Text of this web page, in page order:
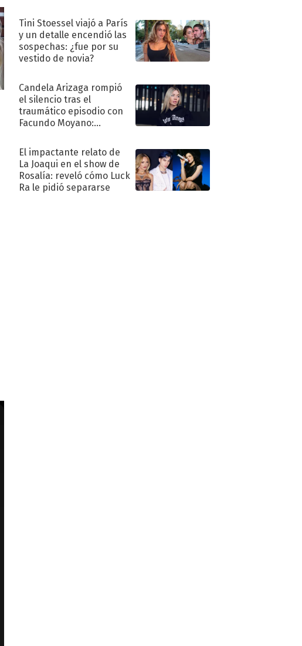
Tini Stoessel viajó a París
y un detalle encendió las
sospechas: ¿fue por su
vestido de novia?
Candela Arizaga rompió
el silencio tras el
traumático episodio con
Facundo Moyano:
El impactante relato de
La Joaqui en el show de
Rosalía: reveló cómo Luck
Ra le pidió separarse